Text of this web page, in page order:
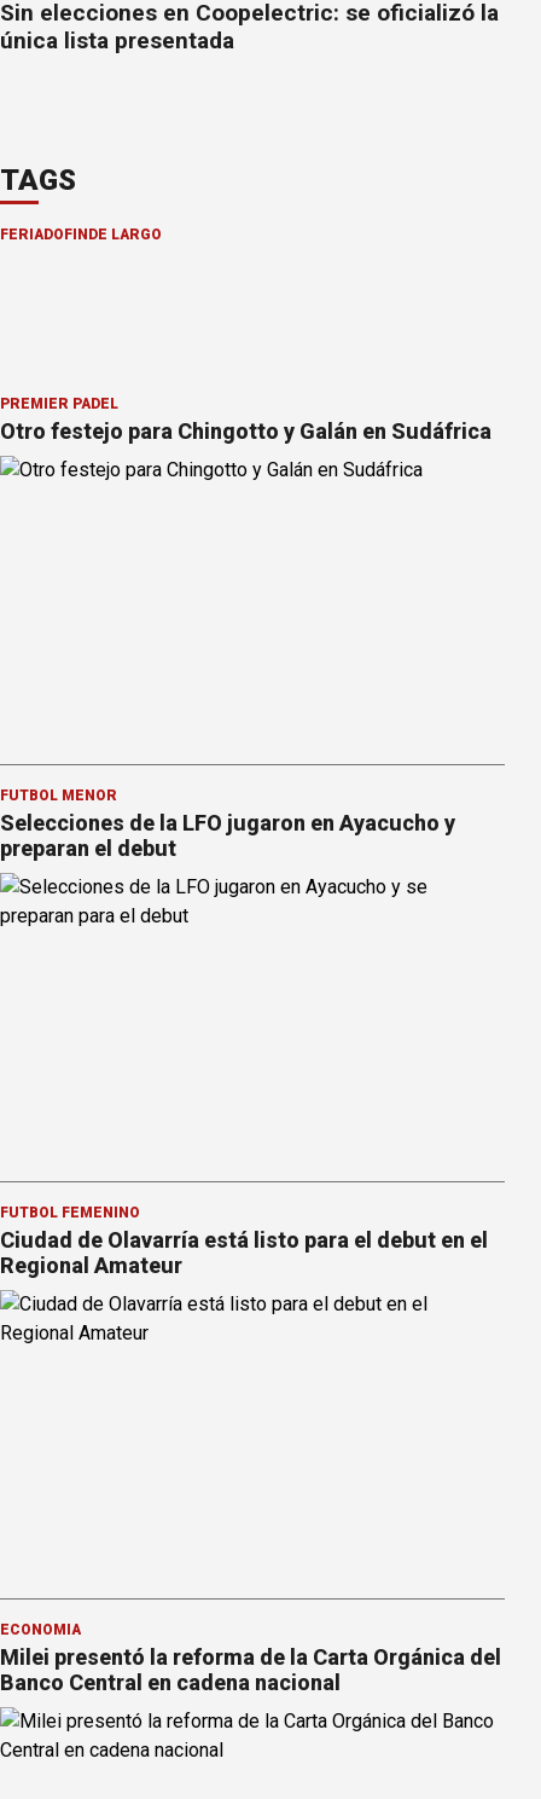
Sin elecciones en Coopelectric: se oficializó la
única lista presentada
TAGS
FERIADO FINDE LARGO
PREMIER PÁDEL
Otro festejo para Chingotto y Galán en Sudáfrica
FÚTBOL MENOR
Selecciones de la LFO jugaron en Ayacucho y
preparan el debut
FÚTBOL FEMENINO
Ciudad de Olavarría está listo para el debut en el
Regional Amateur
ECONOMÍA
Milei presentó la reforma de la Carta Orgánica del
Banco Central en cadena nacional